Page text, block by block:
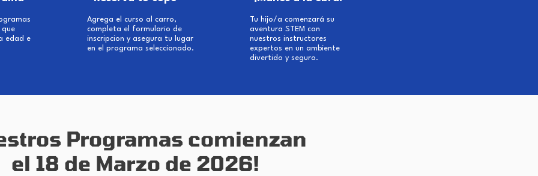
que
edad e
Agrega el curso al carro,
completa el formulario de
inscripcion y asegura tu lugar
en el programa seleccionado.
Tu hijo/a comenzará su
aventura STEM con
nuestros instructores
expertos en un ambiente
divertido y seguro.
Programas comienzan
el 18 de Marzo de 2026!